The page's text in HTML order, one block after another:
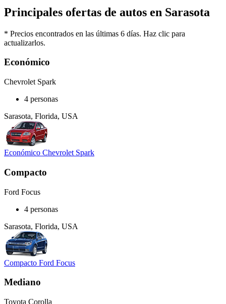
Principales ofertas de autos en Sarasota
* Precios encontrados en las últimas 6 días. Haz clic para
actualizarlos.
Económico
Chevrolet Spark
4 personas
Sarasota, Florida, USA
Económico Chevrolet Spark
Compacto
Ford Focus
4 personas
Sarasota, Florida, USA
Compacto Ford Focus
Mediano
Toyota Corolla